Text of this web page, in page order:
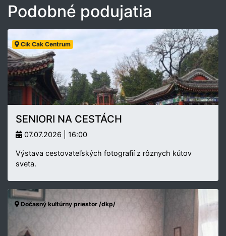
Podobné podujatia
Cik Cak Centrum
SENIORI NA CESTÁCH
07.07.2026 | 16:00
Výstava cestovateľských fotografií z rôznych kútov
sveta.
Dočasný kultúrny priestor /dkp/